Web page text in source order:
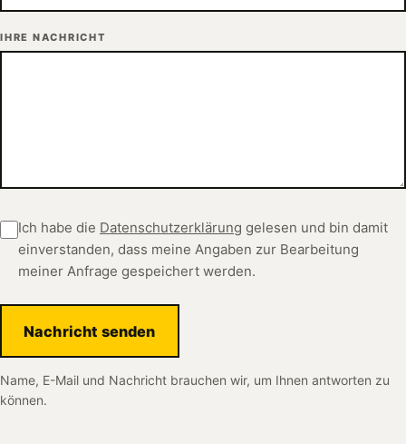
IHRE NACHRICHT
Ich habe die Datenschutzerklärung gelesen und bin damit
einverstanden, dass meine Angaben zur Bearbeitung
meiner Anfrage gespeichert werden.
Nachricht senden
Name, E-Mail und Nachricht brauchen wir, um Ihnen antworten zu
können.